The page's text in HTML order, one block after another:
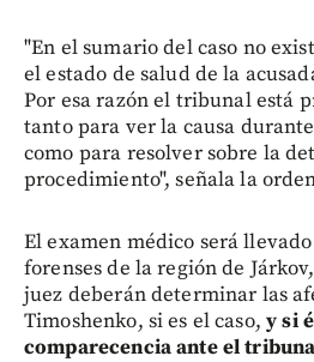
"En el sumario del caso no
el estado de salud de la
Por esa razón el tribunal está
tanto para ver la causa
como para resolver sobre la
procedimiento", señala la
El examen médico será
forenses de la región de
juez deberán determinar las
Timoshenko, si es el caso, y si
comparecencia ante el